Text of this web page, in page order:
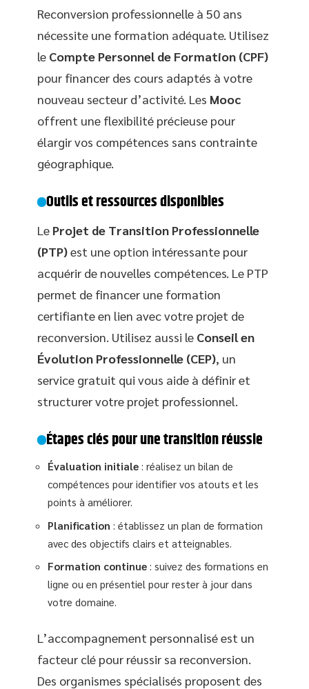
Reconversion professionnelle à 50 ans
nécessite une formation adéquate. Utilisez
le Compte Personnel de Formation (CPF)
pour financer des cours adaptés à votre
nouveau secteur d’activité. Les Mooc
offrent une flexibilité précieuse pour
élargir vos compétences sans contrainte
géographique.
Outils et ressources disponibles
Le Projet de Transition Professionnelle
(PTP)est une option intéressante pour
acquérir de nouvelles compétences. Le PTP
permet de financer une formation
certifiante en lien avec votre projet de
reconversion. Utilisez aussi le Conseil en
Évolution Professionnelle (CEP), un
service gratuit qui vous aide à définir et
structurer votre projet professionnel.
Étapes clés pour une transition réussie
Évaluation initiale : réalisez un bilan de
compétences pour identifier vos atouts et les
points à améliorer.
Planification : établissez un plan de formation
avec des objectifs clairs et atteignables.
Formation continue : suivez des formations en
ligne ou en présentiel pour rester à jour dans
votre domaine.
L’accompagnement personnalisé est un
facteur clé pour réussir sa reconversion.
Des organismes spécialisés proposent des